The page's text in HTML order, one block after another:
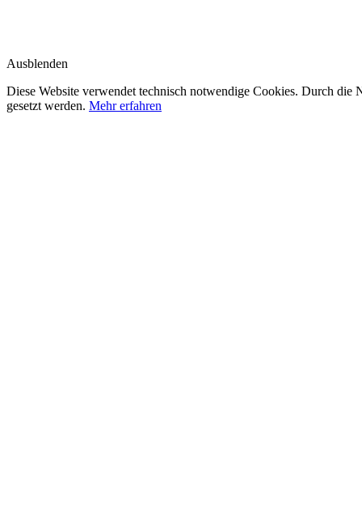
Ausblenden
Diese Website verwendet technisch notwendige Cookies. Durch die
gesetzt werden. Mehr erfahren